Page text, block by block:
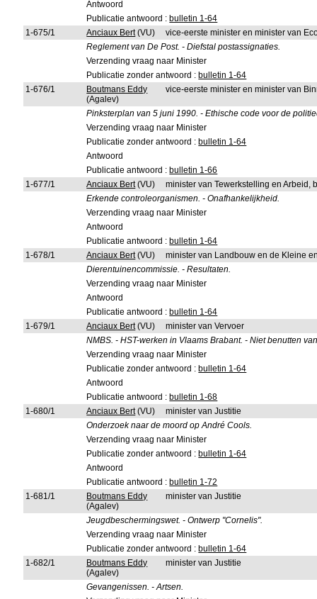
Antwoord
Publicatie antwoord : bulletin 1-64
1-675/1
Anciaux Bert(VU)
vice-eerste minister en minister van
Reglement van De Post. - Diefstal postassignaties.
Verzending vraag naar Minister
Publicatie zonder antwoord : bulletin 1-64
1-676/1
Boutmans Eddy
(Agalev)
vice-eerste minister en minister van
Pinksterplan van 5 juni 1990. - Ethische code voor de
Verzending vraag naar Minister
Publicatie zonder antwoord : bulletin 1-64
Antwoord
Publicatie antwoord : bulletin 1-66
1-677/1
Anciaux Bert(VU)
minister van Tewerkstelling en Arbeid,
Erkende controleorganismen. - Onafhankelijkheid.
Verzending vraag naar Minister
Antwoord
Publicatie antwoord : bulletin 1-64
1-678/1
Anciaux Bert(VU)
minister van Landbouw en de Kleine
Dierentuinencommissie. - Resultaten.
Verzending vraag naar Minister
Antwoord
Publicatie antwoord : bulletin 1-64
1-679/1
Anciaux Bert(VU)
minister van Vervoer
NMBS. - HST-werken in Vlaams Brabant. - Niet benutten
Verzending vraag naar Minister
Publicatie zonder antwoord : bulletin 1-64
Antwoord
Publicatie antwoord : bulletin 1-68
1-680/1
Anciaux Bert(VU)
minister van Justitie
Onderzoek naar de moord op André Cools.
Verzending vraag naar Minister
Publicatie zonder antwoord : bulletin 1-64
Antwoord
Publicatie antwoord : bulletin 1-72
1-681/1
Boutmans Eddy
(Agalev)
minister van Justitie
Jeugdbeschermingswet. - Ontwerp "Cornelis".
Verzending vraag naar Minister
Publicatie zonder antwoord : bulletin 1-64
1-682/1
Boutmans Eddy
(Agalev)
minister van Justitie
Gevangenissen. - Artsen.